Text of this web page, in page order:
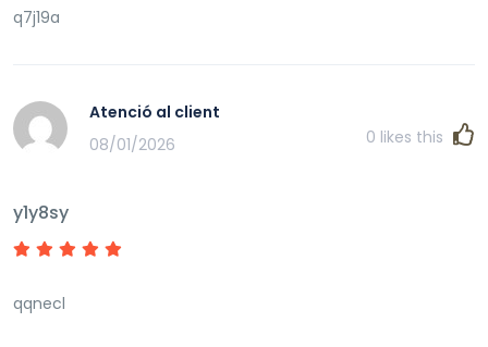
q7j19a
Atenció al client
08/01/2026
0 likes this
y1y8sy
qqnecl